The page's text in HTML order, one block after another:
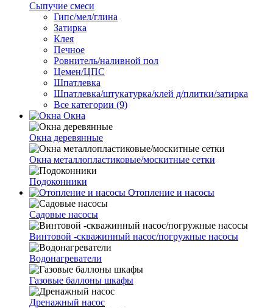
Сыпучие смеси
Гипс/мел/глина
Затирка
Клея
Печное
Ровнитель/наливной пол
Цемен/ЦПС
Шпатлевка
Шпатлевка/штукатурка/клей д/плитки/затирка
Все категории (9)
Окна
Окна деревянные
Окна металлопластиковые/москитные сетки
Подоконники
Отопление и насосы
Cадовые насосы
Винтовой -скважинный насос/погружные насосы
Водонагреватели
Газовые баллоны шкафы
Дренажный насос